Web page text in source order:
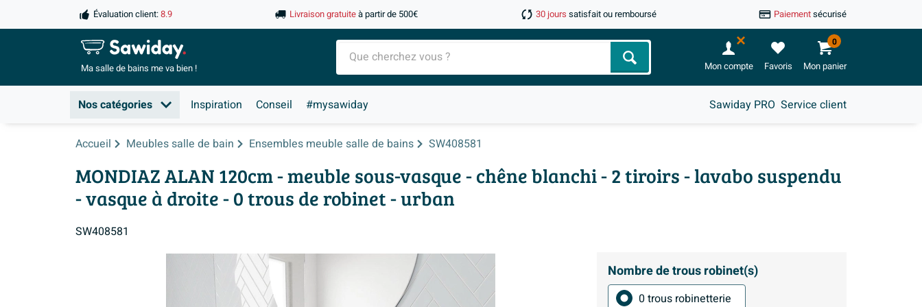
Évaluation client:8.9 Livraison gratuiteà partir de 500€ 30 jours satisfait ou remboursé Paiementsécurisé
Ma salle debains me va bien ! Chercher Mon compte Favoris Mon panier
0
Nos catégories Inspiration Conseil #mysawiday Sawiday PRO Service client
Accueil Meubles salle de bain Ensembles meuble salle de bains SW408581
MONDIAZ ALAN 120cm - meuble sous-vasque - chêne blanchi - 2 tiroirs - lavabo suspendu
- vasque à droite - 0 trous de robinet - urban
SW408581
Nombre de trous robinet(s)
0 trous robinetterie